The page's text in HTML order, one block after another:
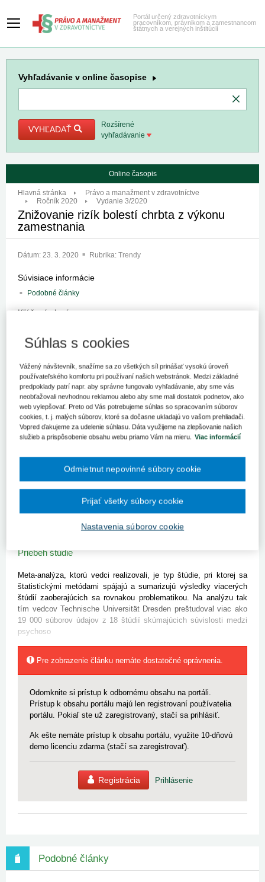
Portál určený zdravotníckym
pracovníkom, právnikom a zamestnancom
štátnych a verejných inštitúcií
Vyhľadávanie v online časopise
VYHĽADAŤ
Rozšírené
vyhľadávanie
Online časopis
Hlavná stránka
Právo a manažment v zdravotníctve
Ročník 2020
Vydanie 3/2020
Znižovanie rizík bolestí chrbta z výkonu
zamestnania
Dátum: 23. 3. 2020 Rubrika: Trendy
Súvisiace informácie
Podobné články
Kľúčové slová
Tím psychológov z nemeckej Technische Universität Dresden
uskutočnil meta-analýzu na identifikáciu psychosociálnych
pracovných faktorov, ktoré predstavujú riziko rozvoja
chronickej bolesti dolnej časti chrbta. Tím realizoval výskum
na základe toho, že ochorenia pohybového aparátu spojené
s bolesťami chrbta sú jednou z najčastejších príčin
Príčinou bolesti chrbta je nesprávny životný štýl, aktuálne najmä
sedavým zamestnaním je trend, ktorý sa v najbližších rokoch
zrejme nezmení, práve naopak. Výskum naznačuje, že na vývoj
tohto ochorenia majú významný vplyv nielen fyzické, ale aj
psychologické a sociálne faktory. Štúdia bola uverejnená
v internetovom periodikuScience Daily.
Priebeh štúdie
Meta-analýza, ktorú vedci realizovali, je typ štúdie, pri ktorej sa
štatistickými metódami spájajú a sumarizujú výsledky viacerých
štúdií zaoberajúcich sa rovnakou problematikou. Na analýzu tak
tím vedcov Technische Universität Dresden preštudoval viac ako
19 000 súborov údajov z 18 štúdií skúmajúcich súvislosti medzi
psychoso
Pre zobrazenie článku nemáte dostatočné oprávnenia.
Odomknite si prístup k odbornému obsahu na portáli.
Prístup k obsahu portálu majú len registrovaní používatelia
portálu. Pokiaľ ste už zaregistrovaný, stačí sa prihlásiť.
Ak ešte nemáte prístup k obsahu portálu, využite 10-dňovú
demo licenciu zdarma (stačí sa zaregistrovať).
Registrácia Prihlásenie
Podobné články
Súhlas s cookies
Vážený návštevník, snažíme sa zo všetkých síl prinášať vysokú úroveň
používateľského komfortu pri používaní našich webstránok. Medzi základné
predpoklady patrí napr. aby správne fungovalo vyhľadávanie, aby sme vás
neobťažovali nevhodnou reklamou alebo aby sme mali dostatok podnetov, ako
web vylepšovať. Preto od Vás potrebujeme súhlas so spracovaním súborov
cookies, t. j. malých súborov, ktoré sa dočasne ukladajú vo vašom prehliadači.
Vopred ďakujeme za udelenie súhlasu. Dáta využijeme na zlepšovanie našich
služieb a prispôsobenie obsahu webu priamo Vám na mieru.
Viac informácií
Nastavenia súborov cookie
Odmietnut nepovinné súbory cookie
Prijať všetky súbory cookie